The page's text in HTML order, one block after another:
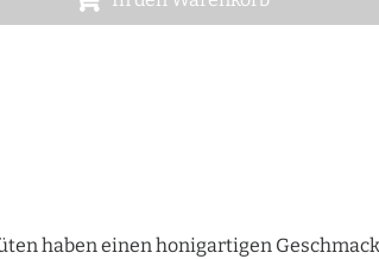
haben einen honigartigen